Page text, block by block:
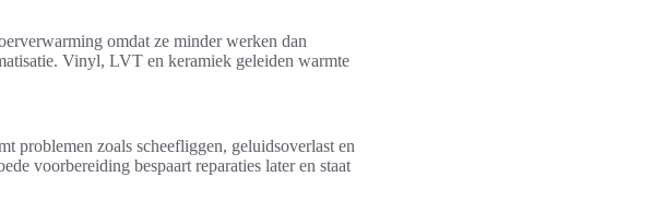
omdat ze minder werken dan
Vinyl, LVT en keramiek geleiden warmte
problemen zoals scheefliggen, geluidsoverlast en
voorbereiding bespaart reparaties later en staat